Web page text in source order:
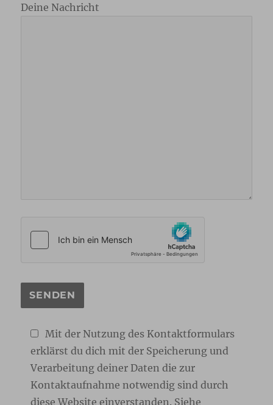
Deine Nachricht
Mit der Nutzung des Kontaktformulars
erklärst du dich mit der Speicherung und
Verarbeitung deiner Daten die zur
Kontaktaufnahme notwendig sind durch
diese Website einverstanden. Siehe